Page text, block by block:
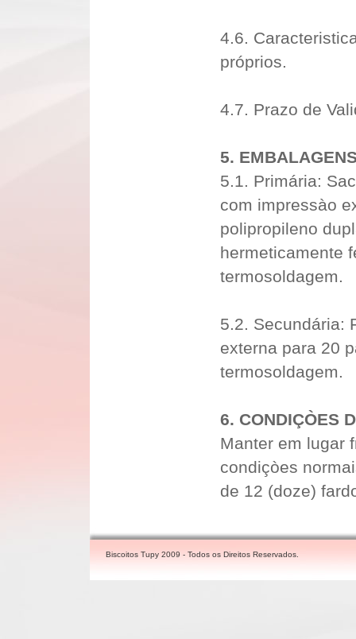
4.6.
próprios.
4.7. Prazo de
5.
5.1. Primária:
com impressào
polipropileno
hermeticamente
termosoldagem.
5.2. Secundária:
externa para 20
termosoldagem.
6. CONDIÇÒES
Manter em lugar
condiçòes
de 12 (doze)
Biscoitos Tupy 2009 - Todos os Direitos Reservados.